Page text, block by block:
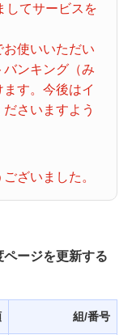
してサービスを
使いいただい
ンキング（み
す。今後はイ
さいますよう
ざいました。
ージを更新する
組/番号